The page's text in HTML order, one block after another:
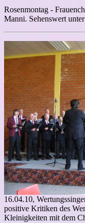
Rosenmontag -
Manni. Sehenswert unter
16.04.10,
positive Kritiken des
Kleinigkeiten mit dem